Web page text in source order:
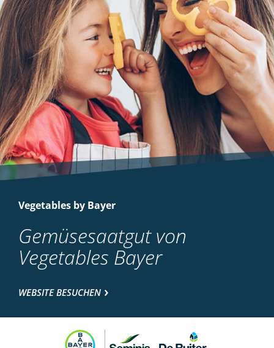
Vegetables by Bayer
Gemüsesaatgut von
Vegetables Bayer
WEBSITE BESUCHEN